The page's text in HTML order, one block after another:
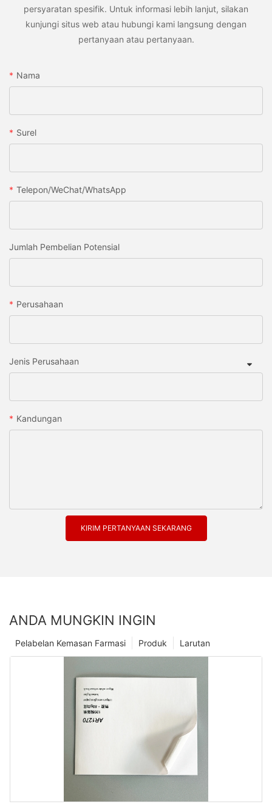
persyaratan spesifik. Untuk informasi lebih lanjut, silakan
kunjungi situs web atau hubungi kami langsung dengan
pertanyaan atau pertanyaan.
Nama
Surel
Telepon/WeChat/WhatsApp
Jumlah Pembelian Potensial
Perusahaan
Jenis Perusahaan
Kandungan
KIRIM PERTANYAAN SEKARANG
ANDA MUNGKIN INGIN
Larutan
Produk
Pelabelan Kemasan Farmasi